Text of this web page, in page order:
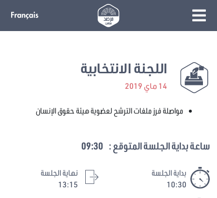
اللجنة الانتخابية
14 ماي 2019
مواصلة فرز ملفات الترشح لعضوية هيئة حقوق الإنسان
ساعة بداية الجلسة المتوقع : 09:30
بداية الجلسة
10:30
نهاية الجلسة
13:15